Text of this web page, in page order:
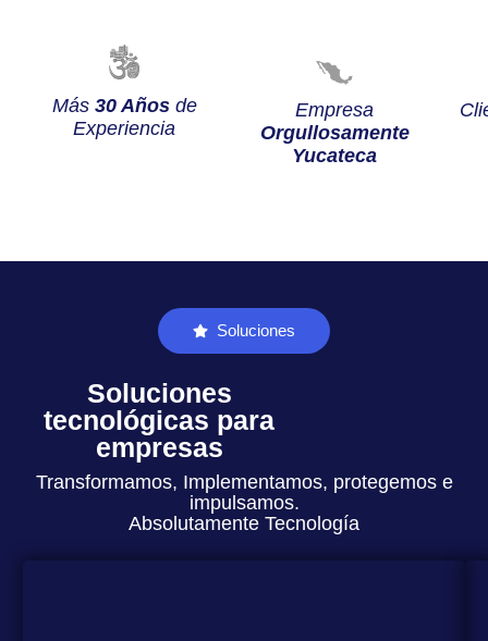
Más 30 Añosde
Experiencia
Empresa
Orgullosamente
Yucateca
Soluciones
Soluciones
tecnológicas para
empresas
Transformamos, Implementamos, protegemos e
impulsamos.
Absolutamente Tecnología